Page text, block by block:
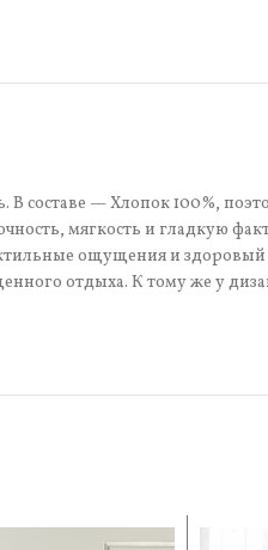
составе — Хлопок 100%,
мягкость и гладкую
ощущения и
отдыха. К тому же у